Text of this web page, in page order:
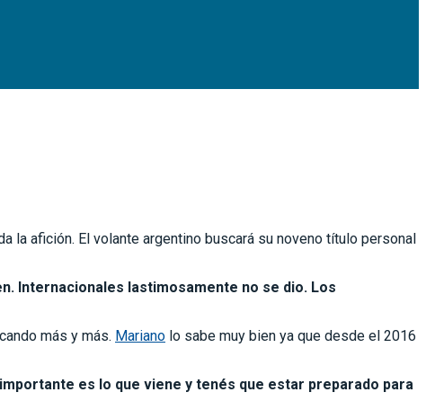
la afición. El volante argentino buscará su noveno título personal
Internacionales lastimosamente no se dio. Los
más y más. Mariano lo sabe muy bien ya que desde el 2016
es lo que viene y tenés que estar preparado para